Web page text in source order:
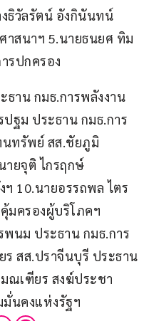
งธิวัลรัตน์ อังกินันทน์​
าสนาฯ 5.นายธนยศ ทิม
รปกครอง
ธาน กมธ.การพลังงาน
ฐม ประธาน กมธ.การ
นทรัพย์ สส.ชัยภูมิ​
ยจุติ ไกรฤกษ์​
10.นายอรรถพล ไตร
มครองผู้บริโภคฯ
นม ประธาน กมธ.การ
ร สส.ปราจีนบุรี​ ประธาน
ณเฑียร สงฆ์ประชา
นคงแห่งรัฐฯ